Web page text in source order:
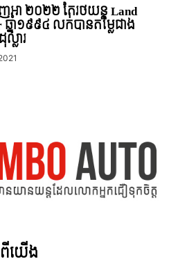
អា ២០២២ តែរថយន្ត Land
នាំ១៩៩៤ លក់បានតម្លៃជាង
លារ
យើង